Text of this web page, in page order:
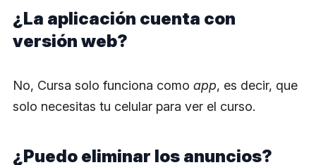
¿La aplicación cuenta con
versión web?
No, Cursa solo funciona como app, es decir, que
solo necesitas tu celular para ver el curso.
¿Puedo eliminar los anuncios?